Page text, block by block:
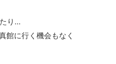
り…
館に行く機会もなく